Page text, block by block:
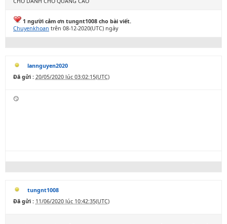
1 người cảm ơn tungnt1008 cho bài viết.
Chuyenkhoan trên 08-12-2020(UTC) ngày
lannguyen2020
Đã gửi : 20/05/2020 lúc 03:02:15(UTC)
😏
tungnt1008
Đã gửi : 11/06/2020 lúc 10:42:35(UTC)